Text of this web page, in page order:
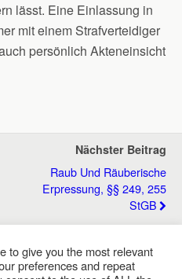
lässt. Eine Einlassung in
mit einem Strafverteidiger
persönlich Akteneinsicht
Nächster Beitrag
Raub Und Räuberische
Erpressung, §§ 249, 255
StGB
to give you the most relevant
preferences and repeat